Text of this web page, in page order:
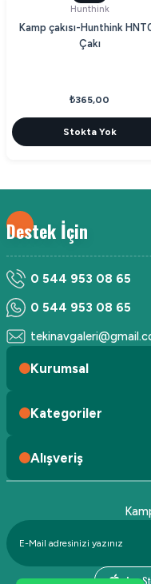
Hunthink
Kamp çakısı-Hunthink
Çakı
₺365,00
Stokta Yok
Destek İçin
0 544 953 08 65
0 544 953 08 65
Kurumsal
Kategoriler
Alışveriş
App